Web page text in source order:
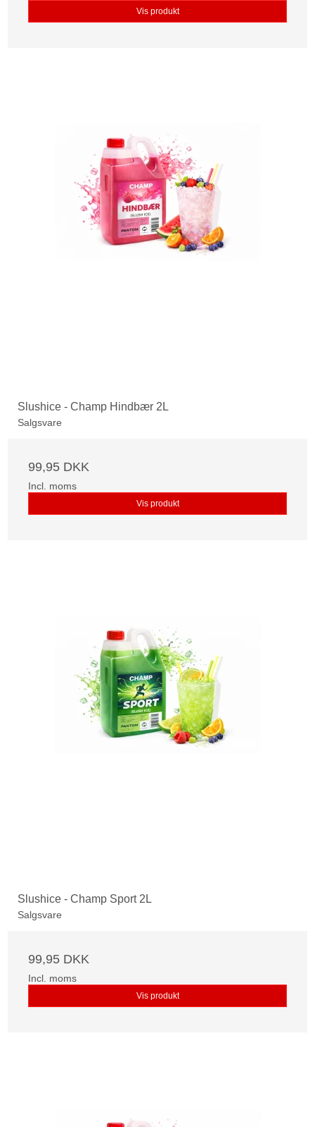
Vis produkt
Slushice - Champ Hindbær 2L
Salgsvare
99,95 DKK
Incl. moms
Vis produkt
Slushice - Champ Sport 2L
Salgsvare
99,95 DKK
Incl. moms
Vis produkt